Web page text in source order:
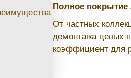
Полное
От частных
демонтажа целых
коэффициент для